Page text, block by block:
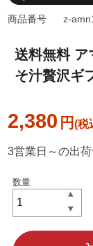
送料無料 ア
そ汁贅沢ギ
2,380 円
商品番号 z-
3営業日～の出